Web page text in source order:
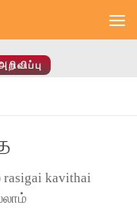
kavithai